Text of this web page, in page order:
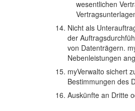
wesentlichen
Nicht als
der
von Datenträgern.
Nebenleistungen
myVerwalto sichert
Bestimmungen des
Auskünfte an Dritte